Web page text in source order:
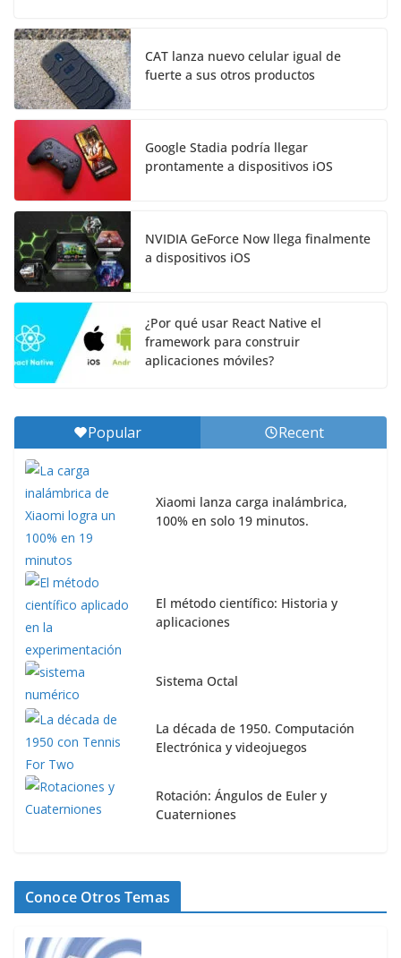
CAT lanza nuevo celular igual de
fuerte a sus otros productos
Google Stadia podría llegar
prontamente a dispositivos iOS
NVIDIA GeForce Now llega finalmente
a dispositivos iOS
¿Por qué usar React Native el
framework para construir
aplicaciones móviles?
Popular Recent
Xiaomi lanza carga inalámbrica,
100% en solo 19 minutos.
El método científico: Historia y
aplicaciones
Sistema Octal
La década de 1950. Computación
Electrónica y videojuegos
Rotación: Ángulos de Euler y
Cuaterniones
Conoce Otros Temas